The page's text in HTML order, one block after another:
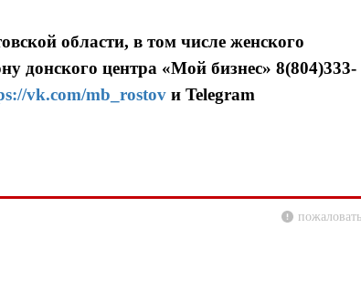
области, в том числе женского
донского центра «Мой бизнес» 8(804)333-
vk.com/mb_rostov и Telegram